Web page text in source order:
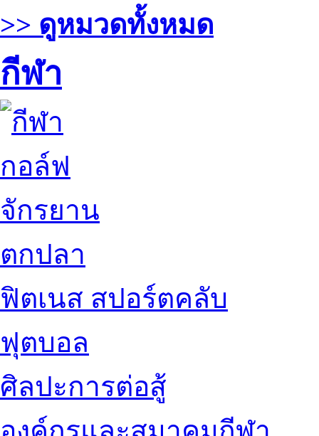
>> ดูหมวดทั้งหมด
กีฬา
กอล์ฟ
จักรยาน
ตกปลา
ฟิตเนส สปอร์ตคลับ
ฟุตบอล
ศิลปะการต่อสู้